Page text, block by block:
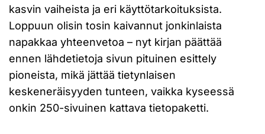
kasvin vaiheista ja eri käyttötarkoituksista.
Loppuun olisin tosin kaivannut jonkinlaista
napakkaa yhteenvetoa – nyt kirjan päättää
ennen lähdetietoja sivun pituinen esittely
pioneista, mikä jättää tietynlaisen
keskeneräisyyden tunteen, vaikka kyseessä
onkin 250-sivuinen kattava tietopaketti.